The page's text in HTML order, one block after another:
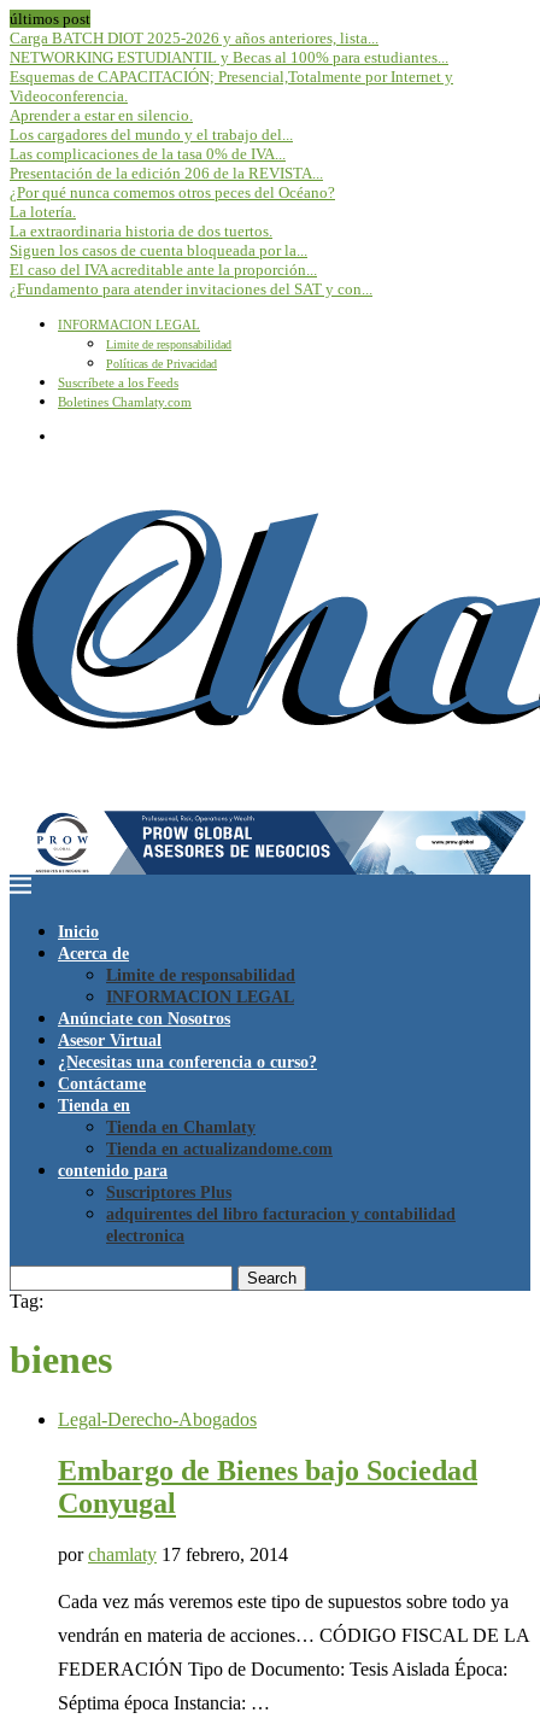
últimos post
Carga BATCH DIOT 2025-2026 y años anteriores, lista...
NETWORKING ESTUDIANTIL y Becas al 100% para estudiantes...
Esquemas de CAPACITACIÓN; Presencial,Totalmente por Internet y
Videoconferencia.
Aprender a estar en silencio.
Los cargadores del mundo y el trabajo del...
Las complicaciones de la tasa 0% de IVA...
Presentación de la edición 206 de la REVISTA...
¿Por qué nunca comemos otros peces del Océano?
La lotería.
La extraordinaria historia de dos tuertos.
Siguen los casos de cuenta bloqueada por la...
El caso del IVA acreditable ante la proporción...
¿Fundamento para atender invitaciones del SAT y con...
INFORMACION LEGAL
Limite de responsabilidad
Políticas de Privacidad
Suscríbete a los Feeds
Boletines Chamlaty.com
Inicio
Acerca de
Limite de responsabilidad
INFORMACION LEGAL
Anúnciate con Nosotros
Asesor Virtual
¿Necesitas una conferencia o curso?
Contáctame
Tienda en
Tienda en Chamlaty
Tienda en actualizandome.com
contenido para
Suscriptores Plus
adquirentes del libro facturacion y contabilidad
electronica
Search
Tag:
bienes
Legal-Derecho-Abogados
Embargo de Bienes bajo Sociedad
Conyugal
porchamlaty 17 febrero, 2014
Cada vez más veremos este tipo de supuestos sobre todo ya
vendrán en materia de acciones… CÓDIGO FISCAL DE LA
FEDERACIÓN Tipo de Documento: Tesis Aislada Época:
Séptima época Instancia: …